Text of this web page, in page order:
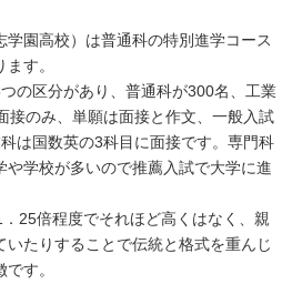
園高校）は普通科の特別進学コース
す。
の区分があり、普通科が300名、工業
接のみ、単願は面接と作文、一般入試
は国数英の3科目に面接です。専門科
や学校が多いので推薦入試で大学に進
25倍程度でそれほど高くはなく、親
たりすることで伝統と格式を重んじ
す。